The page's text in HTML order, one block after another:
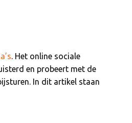
. Het online sociale
en probeert met de
In dit artikel staan